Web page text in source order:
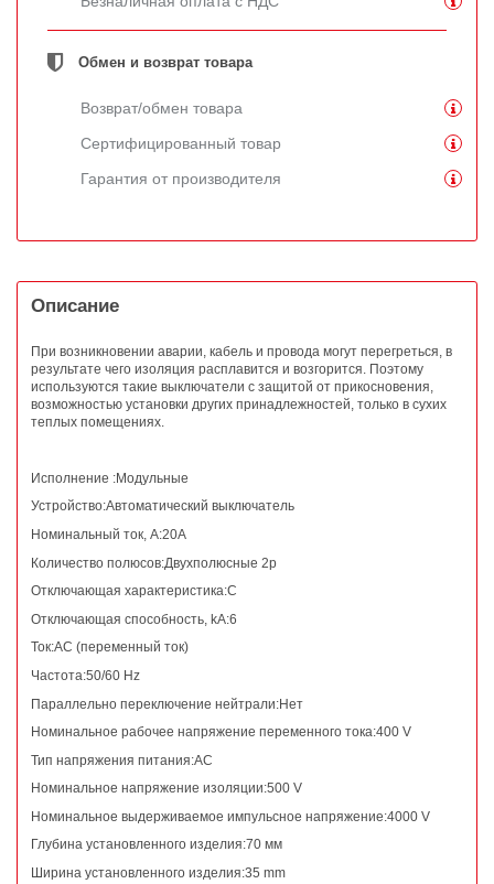
Обмен и возврат товара
Возврат/обмен товара
Сертифицированный товар
Гарантия от производителя
Описание
При возникновении аварии, кабель и провода могут перегреться, в
результате чего изоляция расплавится и возгорится. Поэтому
используются такие выключатели с защитой от прикосновения,
возможностью установки других принадлежностей, только в сухих
теплых помещениях.
Исполнение :Модульные
Устройство:Автоматический выключатель
Номинальный ток, А:20А
Количество полюсов:Двухполюсные 2p
Отключающая характеристика:C
Отключающая способность, kA:6
Ток:AC (переменный ток)
Частота:50/60 Hz
Параллельно переключение нейтрали:Нет
Номинальное рабочее напряжение переменного тока:400 V
Тип напряжения питания:AC
Номинальное напряжение изоляции:500 V
Номинальное выдерживаемое импульсное напряжение:4000 V
Глубина установленного изделия:70 мм
Ширина установленного изделия:35 mm